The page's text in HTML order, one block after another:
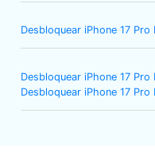
Desbloquear iPhone 17
Desbloquear iPhone 17
Desbloquear iPhone 17